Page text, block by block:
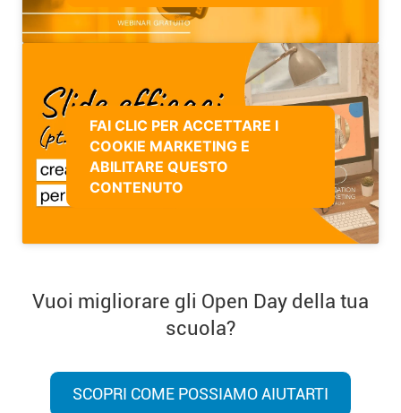
FAI CLIC PER ACCETTARE I
COOKIE MARKETING E
ABILITARE QUESTO
CONTENUTO
Vuoi migliorare gli Open Day della tua
scuola?
SCOPRI COME POSSIAMO AIUTARTI